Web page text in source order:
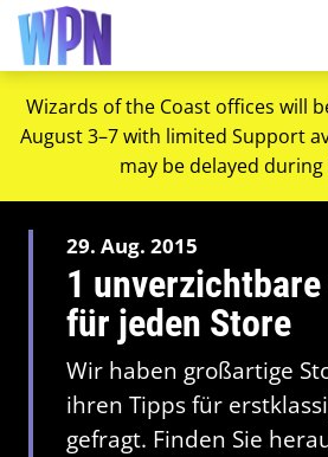
Wizards of the Coast offices will
August 3–7 with limited Support
may be delayed
29. Aug. 2015
1 unverzichtbare
für jeden Store
Wir haben großartige
ihren Tipps für
gefragt. Finden Sie